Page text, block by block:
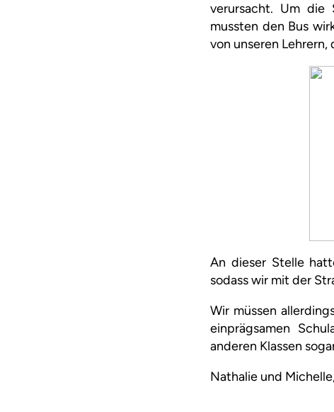
verursacht. Um die
mussten den Bus
von unseren
An dieser Stelle
sodass wir mit der
Wir müssen
einprägsamen
anderen Klassen
Nathalie und